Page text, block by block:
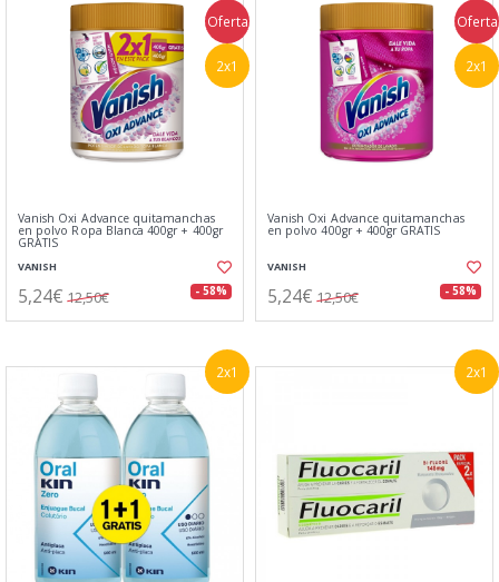
Oferta
2x1
Vanish Oxi Advance quitamanchas
en polvo Ropa Blanca 400gr + 400gr
GRATIS
VANISH
5,24€ 12,50€ - 58%
Oferta
2x1
Vanish Oxi Advance quitamanchas
en polvo 400gr + 400gr GRATIS
VANISH
5,24€ 12,50€ - 58%
2x1 2x1